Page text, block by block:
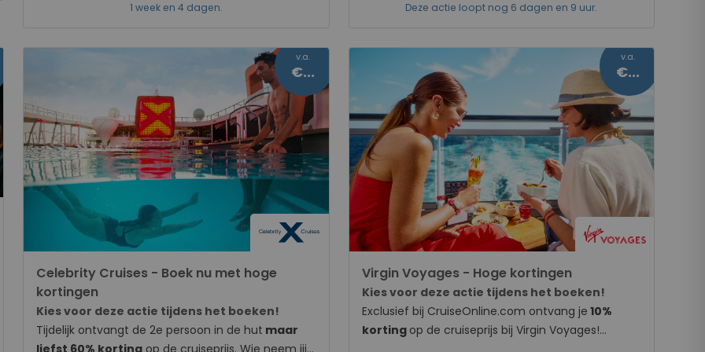
op geselecteerde Costa Cruises. Of je nu naar
Middellandse Zee wilt ontsnappen, jouw ideale
winterbestemming ligt voor je klaar! Vaar jij naar
1 week en 4 dagen.
v.a.
€547
Celebrity Cruises - Boek nu met hoge
kortingen
Kies voor deze actie tijdens het boeken!
Tijdelijk ontvangt de 2e persoon in de hutmaar
liefst 60% korting
op de cruiseprijs. Wie neem jij
mee?
Daarbovenop ontvang je ook
extra kortingper hut!
Bekijk cruises chevron_right
v.a.
€333
Virgin Voyages - Hoge kortingen
Kies voor deze actie tijdens het boeken!
Exclusief bij CruiseOnline.com ontvang je
korting
op de cruiseprijs bij Virgin Voyages!
Daarbovenop ontvang je 70% korting op de 2e
persoon in de hut!
Profiteer daarnaast van
gratis hutupgrade
van een Buitenhut naar
Bekijk cruiseschevron_right